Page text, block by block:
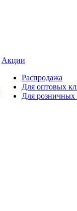
Акции
Распродажа
Для оптовых
Для розничных